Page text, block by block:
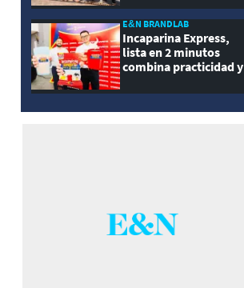
recreación de
Guatemala
E&N BRANDLAB
Incaparina Express,
lista en 2 minutos
combina practicidad y